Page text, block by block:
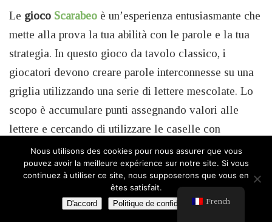
Le gioco Scarabeo è un’esperienza entusiasmante che
mette alla prova la tua abilità con le parole e la tua
strategia. In questo gioco da tavolo classico, i
giocatori devono creare parole interconnesse su una
griglia utilizzando una serie di lettere mescolate. Lo
scopo è accumulare punti assegnando valori alle
lettere e cercando di utilizzare le caselle con
moltiplicatori di punteggio. Scarabeo offre
un’opportunità unica per sfidare le tue abilità
linguistiche, espandere il tuo vocabolario e mettere
alla prova la tua creatività nel trovare parole lunghe e
French
Nous utilisons des cookies pour nous assurer que vous
pouvez avoir la meilleure expérience sur notre site. Si vous
continuez à utiliser ce site, nous supposerons que vous en
êtes satisfait.
D'accord Politique de confidentialité